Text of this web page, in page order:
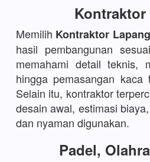
Kontraktor
Memilih Kontraktor
hasil pembangunan
memahami detail teknis,
hingga pemasangan
Selain itu, kontraktor
desain awal, estimasi
dan nyaman digunakan.
Padel,